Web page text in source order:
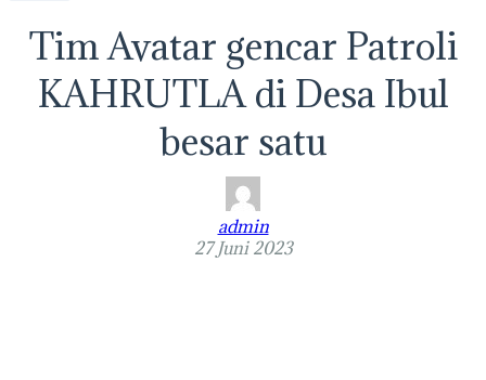
Tim Avatar gencar Patroli
KAHRUTLA di Desa Ibul
besar satu
admin
27 Juni 2023